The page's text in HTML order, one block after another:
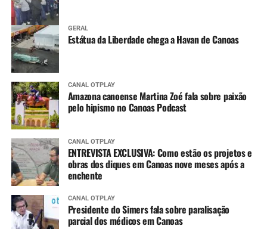
GERAL
Estátua da Liberdade chega a Havan de Canoas
CANAL OTPLAY
Amazona canoense Martina Zoé fala sobre paixão
pelo hipismo no Canoas Podcast
CANAL OTPLAY
ENTREVISTA EXCLUSIVA: Como estão os projetos e
obras dos diques em Canoas nove meses após a
enchente
CANAL OTPLAY
Presidente do Simers fala sobre paralisação
parcial dos médicos em Canoas